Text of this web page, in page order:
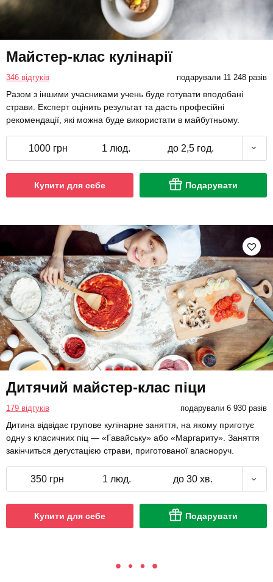
Майстер-клас кулінарії
346 відгуків подарували 11 248 разів
Разом з іншими учасниками учень буде готувати вподобані
страви. Експерт оцінить результат та дасть професійні
рекомендації, які можна буде використати в майбутньому.
1000 грн 1 люд. до 2,5 год.
Купити для себе Подарувати
Дитячий майстер-клас піци
179 відгуків подарували 6 930 разів
Дитина відвідає групове кулінарне заняття, на якому приготує
одну з класичних піц — «Гавайську» або «Маргариту». Заняття
закінчиться дегустацією страви, приготованої власноруч.
350 грн 1 люд. до 30 хв.
Купити для себе Подарувати